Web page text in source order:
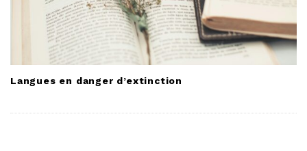
Langues en danger d’extinction